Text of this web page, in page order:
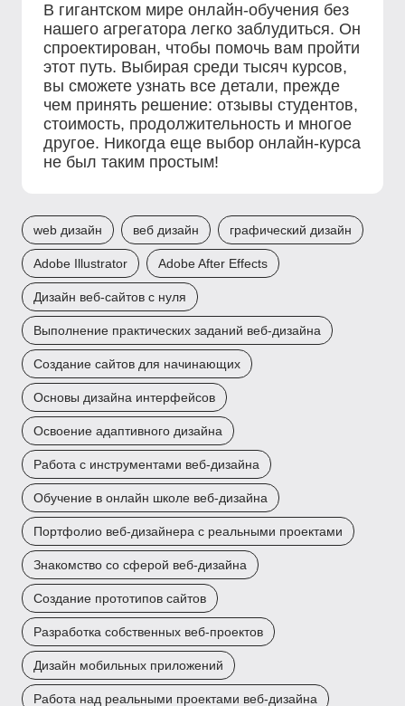
В гигантском мире онлайн-обучения без
нашего агрегатора легко заблудиться. Он
спроектирован, чтобы помочь вам пройти
этот путь. Выбирая среди тысяч курсов,
вы сможете узнать все детали, прежде
чем принять решение: отзывы студентов,
стоимость, продолжительность и многое
другое. Никогда еще выбор онлайн-курса
не был таким простым!
web дизайн веб дизайн графический дизайн
Adobe Illustrator Adobe After Effects
Дизайн веб-сайтов с нуля
Выполнение практических заданий веб-дизайна
Создание сайтов для начинающих
Основы дизайна интерфейсов
Освоение адаптивного дизайна
Работа с инструментами веб-дизайна
Обучение в онлайн школе веб-дизайна
Портфолио веб-дизайнера с реальными проектами
Знакомство со сферой веб-дизайна
Создание прототипов сайтов
Разработка собственных веб-проектов
Дизайн мобильных приложений
Работа над реальными проектами веб-дизайна